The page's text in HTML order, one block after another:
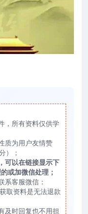
，所有资料仅供学
质为用户友情赞
）；
可以在链接显示下
或加微信处理；
系客服微信：
取资料是无法退款
及时回复也不用担